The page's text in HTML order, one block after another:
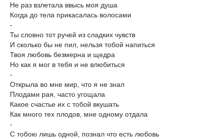
Не раз взлетала ввысь моя душа
Когда до тела прикасалась волосами
-
Ты словно тот ручей из сладких чувств
И сколько бы не пил, нельзя тобой напиться
Твоя любовь безмерна и щедра
Но как я мог в тебя и не влюбиться
-
Открыла во мне мир, что я не знал
Плодами рая, часто угощала
Какое счастье их с тобой вкушать
Как много тех плодов, мне одному отдала
-
С тобою лишь одной, познал что есть любовь